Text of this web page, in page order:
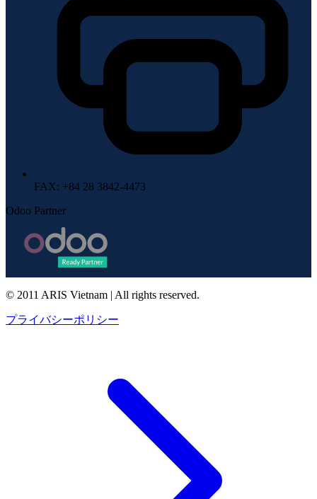
FAX: +84 28 3842-4473
Odoo Partner
© 2011 ARIS Vietnam | All rights reserved.
プライバシーポリシー